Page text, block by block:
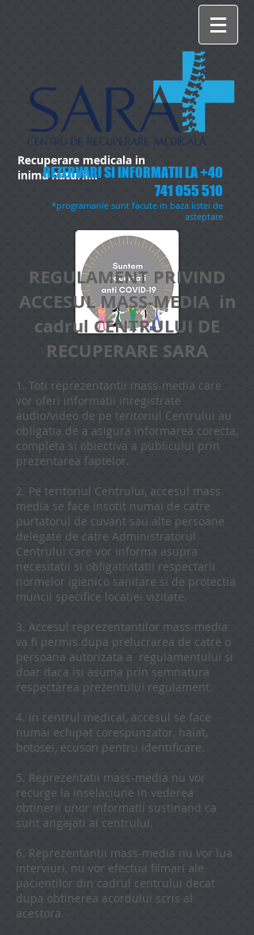
Recuperare medicala in
inima naturii...
REZERVARI SI INFORMATII LA+40
741 055 510
*programarile sunt facute in baza listei de
asteptare
REGULAMENT PRIVIND
ACCESUL MASS-MEDIA in
cadrul CENTRULUI DE
RECUPERARE SARA
1. Toti reprezentantii mass-media care
vor oferi informatii inregistrate
audio/video de pe teritoriul Centrului au
obligatia de a asigura informarea corecta,
completa si obiectiva a publicului prin
prezentarea faptelor.
2. Pe teritoriul Centrului, accesul mass
media se face insotit numai de catre
purtatorul de cuvant sau alte persoane
delegate de catre Administratorul
Centrului care vor informa asupra
necesitatii si obligativitatii respectarii
normelor igienico sanitare si de protectia
muncii specifice locatiei vizitate.
3. Accesul reprezentantilor mass-media
va fi permis dupa prelucrarea de catre o
persoana autorizata a regulamentului si
doar daca isi asuma prin semnatura
respectarea prezentului regulament.
4. In centrul medical, accesul se face
numai echipat corespunzator, halat,
botosei, ecuson pentru identificare.
5. Reprezentatii mass-media nu vor
recurge la inselaciune in vederea
obtinerii unor informatii sustinand ca
sunt angajati ai centrului.
6. Reprezentantii mass-media nu vor lua
interviuri, nu vor efectua filmari ale
pacientilor din cadrul centrului decat
dupa obtinerea acordului scris al
acestora.